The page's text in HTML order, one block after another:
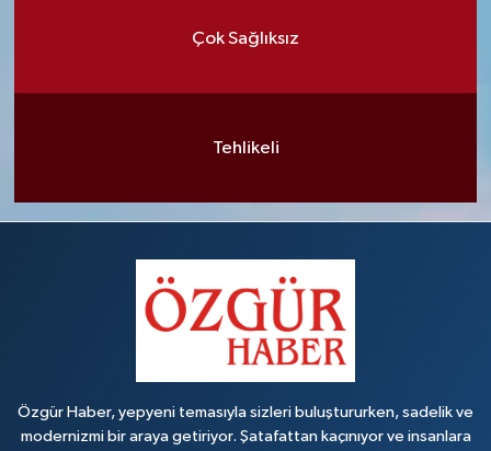
Çok Sağlıksız
Tehlikeli
Özgür Haber, yepyeni temasıyla sizleri buluştururken, sadelik ve
modernizmi bir araya getiriyor. Şatafattan kaçınıyor ve insanlara